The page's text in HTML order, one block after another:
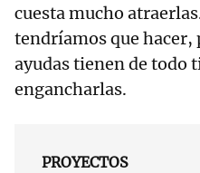
cuesta mucho
tendríamos que hacer,
ayudas tienen de todo
engancharlas.
PROYECTOS